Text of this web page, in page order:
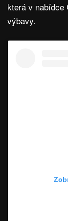
která v nabídce
výbavy.